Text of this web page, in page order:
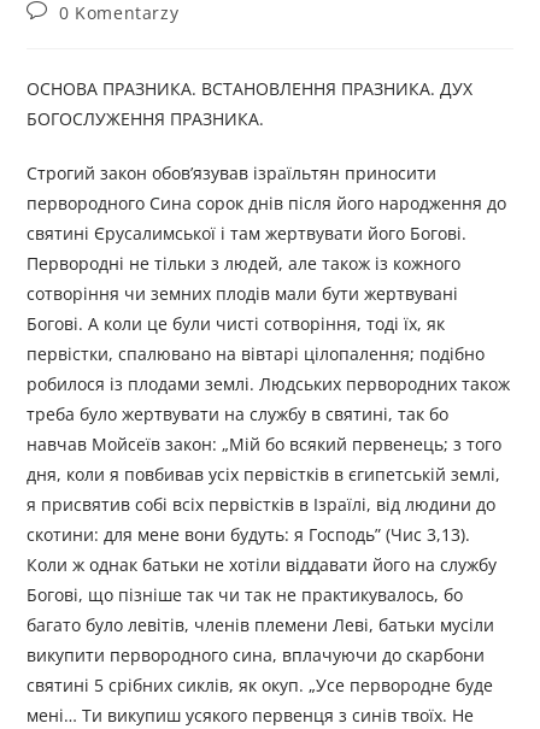
0 Komentarzy
ОСНОВА ПРАЗНИКА. ВСТАНОВЛЕННЯ ПРАЗНИКА. ДУХ
БОГОСЛУЖЕННЯ ПРАЗНИКА.
Строгий закон обов’язував ізраїльтян приносити
первородного Сина сорок днів після його народження до
святині Єрусалимської і там жертвувати його Богові.
Первородні не тільки з людей, але також із кожного
сотворіння чи земних плодів мали бути жертвувані
Богові. А коли це були чисті сотворіння, тоді їх, як
первістки, спалювано на вівтарі цілопалення; подібно
робилося із плодами землі. Людських первородних також
треба було жертвувати на службу в святині, так бо
навчав Мойсеїв закон: „Мій бо всякий первенець; з того
дня, коли я повбивав усіх первістків в єгипетській землі,
я присвятив собі всіх первістків в Ізраїлі, від людини до
скотини: для мене вони будуть: я Господь” (Чис 3,13).
Коли ж однак батьки не хотіли віддавати його на службу
Богові, що пізніше так чи так не практикувалось, бо
багато було левітів, членів племени Леві, батьки мусіли
викупити первородного сина, вплачуючи до скарбони
святині 5 срібних сиклів, як окуп. „Усе первородне буде
мені… Ти викупиш усякого первенця з синів твоїх. Не